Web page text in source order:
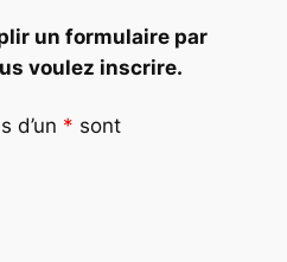
un formulaire par
voulez inscrire.
d’un * sont